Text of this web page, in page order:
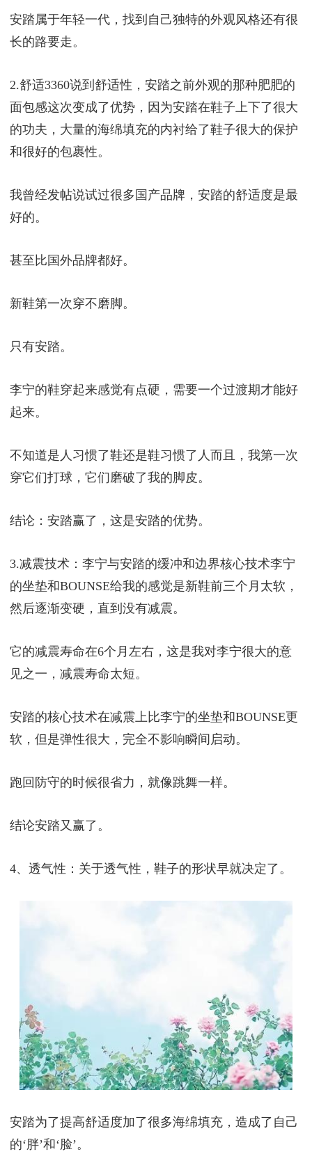
安踏属于年轻一代，找到自己独特的外观风格还有很
长的路要走。
2.舒适3360说到舒适性，安踏之前外观的那种肥肥的
面包感这次变成了优势，因为安踏在鞋子上下了很大
的功夫，大量的海绵填充的内衬给了鞋子很大的保护
和很好的包裹性。
我曾经发帖说试过很多国产品牌，安踏的舒适度是最
好的。
甚至比国外品牌都好。
新鞋第一次穿不磨脚。
只有安踏。
李宁的鞋穿起来感觉有点硬，需要一个过渡期才能好
起来。
不知道是人习惯了鞋还是鞋习惯了人而且，我第一次
穿它们打球，它们磨破了我的脚皮。
结论：安踏赢了，这是安踏的优势。
3.减震技术：李宁与安踏的缓冲和边界核心技术李宁
的坐垫和BOUNSE给我的感觉是新鞋前三个月太软，
然后逐渐变硬，直到没有减震。
它的减震寿命在6个月左右，这是我对李宁很大的意
见之一，减震寿命太短。
安踏的核心技术在减震上比李宁的坐垫和BOUNSE更
软，但是弹性很大，完全不影响瞬间启动。
跑回防守的时候很省力，就像跳舞一样。
结论安踏又赢了。
4、透气性：关于透气性，鞋子的形状早就决定了。
安踏为了提高舒适度加了很多海绵填充，造成了自己
的‘胖’和‘脸’。